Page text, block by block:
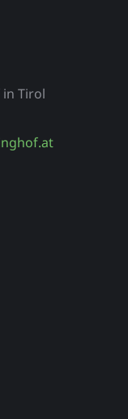
Tirol